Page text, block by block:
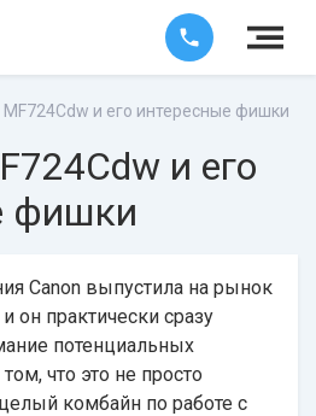
MF724Cdw и его интересные фишки
и его
фишки
Canon выпустила на рынок
он практически сразу
потенциальных
что это не просто
комбайн по работе с